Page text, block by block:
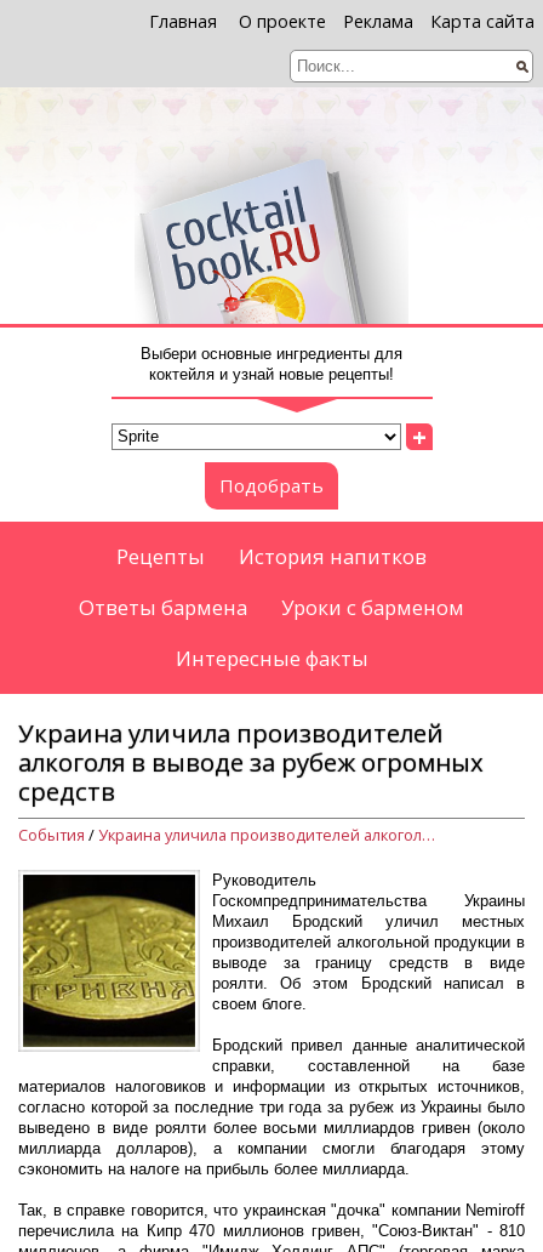
Главная О проекте Реклама Карта сайта
Выбери основные ингредиенты для
коктейля и узнай новые рецепты!
+
Подобрать
Рецепты
История напитков
Ответы бармена
Уроки с барменом
Интересные факты
Украина уличила производителей
алкоголя в выводе за рубеж огромных
средств
События / Украина уличила производителей алкоголя в выводе за рубеж огромных средств
Руководитель
Госкомпредпринимательства Украины
Михаил Бродский уличил местных
производителей алкогольной продукции в
выводе за границу средств в виде
роялти. Об этом Бродский написал в
своем блоге.
Бродский привел данные аналитической
справки, составленной на базе
материалов налоговиков и информации из открытых источников,
согласно которой за последние три года за рубеж из Украины было
выведено в виде роялти более восьми миллиардов гривен (около
миллиарда долларов), а компании смогли благодаря этому
сэкономить на налоге на прибыль более миллиарда.
Так, в справке говорится, что украинская "дочка" компании Nemiroff
перечислила на Кипр 470 миллионов гривен, "Союз-Виктан" - 810